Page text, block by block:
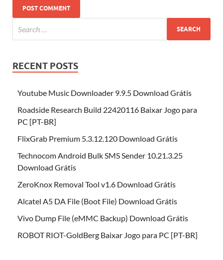
RECENT POSTS
Youtube Music Downloader 9.9.5 Download Grátis
Roadside Research Build 22420116 Baixar Jogo para
PC [PT-BR]
FlixGrab Premium 5.3.12.120 Download Grátis
Technocom Android Bulk SMS Sender 10.21.3.25
Download Grátis
ZeroKnox Removal Tool v1.6 Download Grátis
Alcatel A5 DA File (Boot File) Download Grátis
Vivo Dump File (eMMC Backup) Download Grátis
ROBOT RIOT-GoldBerg Baixar Jogo para PC [PT-BR]